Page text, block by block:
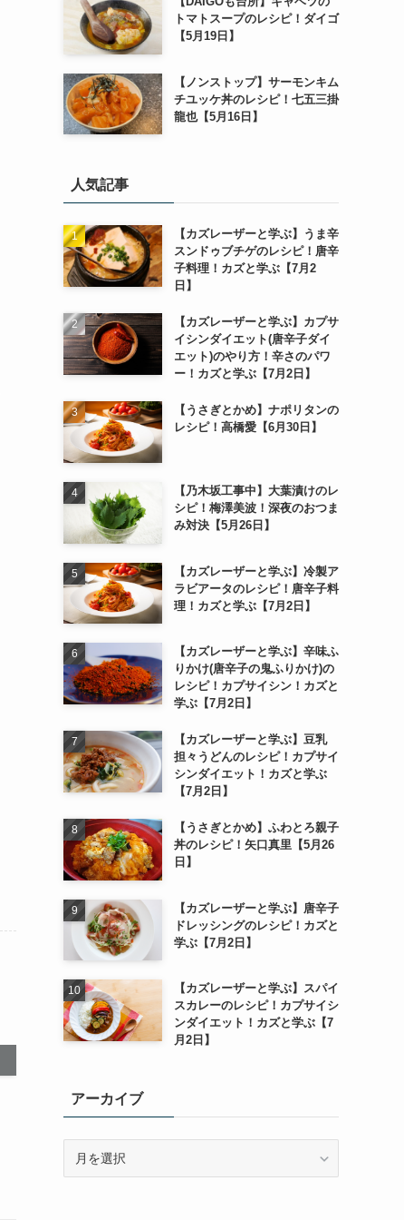
トマトスープのレシピ！ダイゴ
【5月19日】
【ノンストップ】サーモンキム
チユッケ丼のレシピ！七五三掛
龍也【5月16日】
人気記事
【カズレーザーと学ぶ】うま辛
スンドゥブチゲのレシピ！唐辛
子料理！カズと学ぶ【7月2
日】
【カズレーザーと学ぶ】カプサ
イシンダイエット(唐辛子ダイ
エット)のやり方！辛さのパワ
ー！カズと学ぶ【7月2日】
【うさぎとかめ】ナポリタンの
レシピ！高橋愛【6月30日】
【乃木坂工事中】大葉漬けのレ
シピ！梅澤美波！深夜のおつま
み対決【5月26日】
【カズレーザーと学ぶ】冷製ア
ラビアータのレシピ！唐辛子料
理！カズと学ぶ【7月2日】
【カズレーザーと学ぶ】辛味ふ
りかけ(唐辛子の鬼ふりかけ)の
レシピ！カプサイシン！カズと
学ぶ【7月2日】
【カズレーザーと学ぶ】豆乳
担々うどんのレシピ！カプサイ
シンダイエット！カズと学ぶ
【7月2日】
【うさぎとかめ】ふわとろ親子
丼のレシピ！矢口真里【5月26
日】
【カズレーザーと学ぶ】唐辛子
ドレッシングのレシピ！カズと
学ぶ【7月2日】
【カズレーザーと学ぶ】スパイ
スカレーのレシピ！カプサイシ
ンダイエット！カズと学ぶ【7
月2日】
アーカイブ